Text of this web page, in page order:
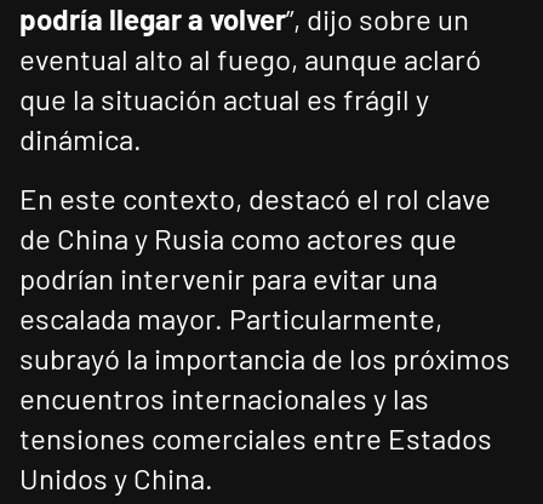
podría llegar a volver”, dijo sobre un
eventual alto al fuego, aunque aclaró
que la situación actual es frágil y
dinámica.
En este contexto, destacó el rol clave
de China y Rusia como actores que
podrían intervenir para evitar una
escalada mayor. Particularmente,
subrayó la importancia de los próximos
encuentros internacionales y las
tensiones comerciales entre Estados
Unidos y China.